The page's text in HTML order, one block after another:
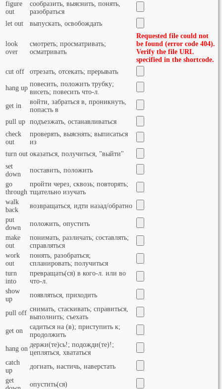
figure
out
сообразить, выяснить, понять,
разобраться
let out
выпускать, освобождать
look
over
смотреть; просматривать;
осматривать
Requested file could not
be found (error code 404).
Verify the file URL
specified in the shortcode.
cut off
отрезать, отсекать; прерывать
hang up
повесить, положить трубку;
висеть; повесить что-л.
get in
войти, забраться в, проникнуть,
попасть в
pull up подъезжать, останавливаться
check
out
проверять, выяснять; выписаться
из
turn out оказаться, получиться, "выйти"
set
down
поставить, положить
go
through
пройти через, сквозь; повторять;
тщательно изучать
walk
back
возвращаться, идти назад/обратно
put
down
положить, опустить
make
out
понимать, различать; составлять;
справляться
work
out
понять, разобраться;
спланировать; получиться
turn
into
превращать(ся) в кого-л. или во
что-л.
show
up
появляться, приходить
pull off
снимать, стаскивать; справиться,
выполнить; съехать
get on
садиться на (в); приступить к;
продолжить
hang on
держи(те)сь!; подожди(те)!;
цепляться, хвататься
catch
up
догнать, настичь, наверстать
get
опустить(ся)